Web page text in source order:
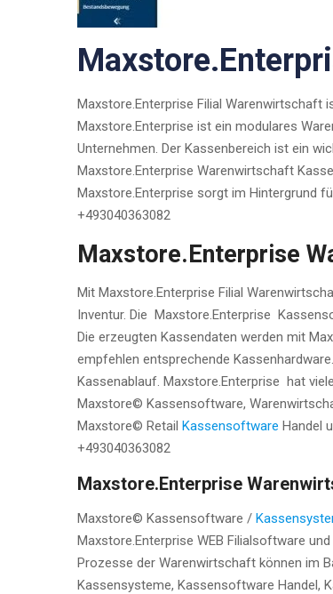
Maxstore.Enterprise Filial Warenwirtschaft
Maxstore.Enterprise ist ein modulares
Unternehmen. Der Kassenbereich ist ein
Maxstore.Enterprise Warenwirtschaft
Maxstore.Enterprise sorgt im Hintergrund
+493040363082
Maxstore.Enterprise
Mit Maxstore.Enterprise Filial
Inventur. Die Maxstore.Enterprise
Die erzeugten Kassendaten werden mit
empfehlen entsprechende
Kassenablauf. Maxstore.Enterprise hat
Maxstore© Kassensoftware,
Maxstore© Retail Kassensoftware Handel
+493040363082
Maxstore.Enterprise
Maxstore© Kassensoftware /
Maxstore.Enterprise WEB Filialsoftware
Prozesse der Warenwirtschaft können im
Kassensysteme, Kassensoftware Handel,